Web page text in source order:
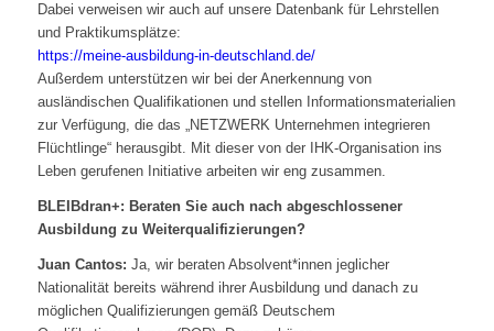
Dabei verweisen wir auch auf unsere Datenbank für Lehrstellen
und Praktikumsplätze:
https://meine-ausbildung-in-deutschland.de/
Außerdem unterstützen wir bei der Anerkennung von
ausländischen Qualifikationen und stellen Informationsmaterialien
zur Verfügung, die das „NETZWERK Unternehmen integrieren
Flüchtlinge“ herausgibt. Mit dieser von der IHK-Organisation ins
Leben gerufenen Initiative arbeiten wir eng zusammen.
BLEIBdran+: Beraten Sie auch nach abgeschlossener
Ausbildung zu Weiterqualifizierungen?
Juan Cantos: Ja, wir beraten Absolvent*innen jeglicher
Nationalität bereits während ihrer Ausbildung und danach zu
möglichen Qualifizierungen gemäß Deutschem